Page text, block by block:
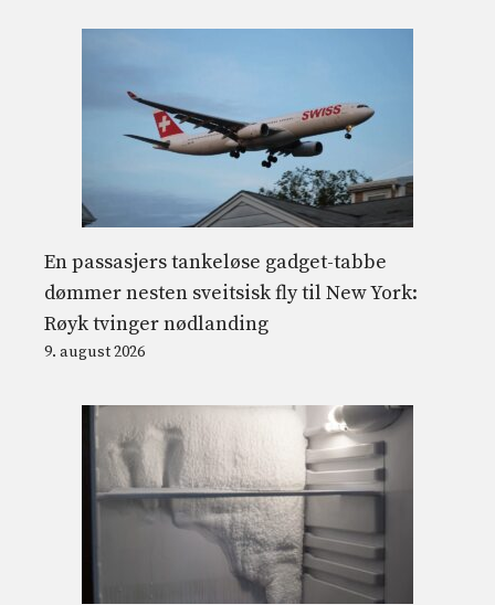
En passasjers tankeløse gadget-tabbe
dømmer nesten sveitsisk fly til New York:
Røyk tvinger nødlanding
9. august 2026